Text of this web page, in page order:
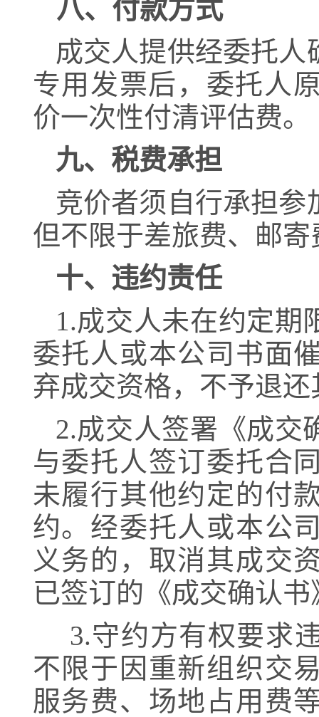
八、付款方式
成交人提供经委托
专用发票后，委托人
价一次性付清评估费。
九、税费承担
竞价者须自行承担参
但不限于差旅费、邮
十、违约责任
1.成交人未在约定期
委托人或本公司书面
弃成交资格，不予退
2.成交人签署《成交
与委托人签订委托合
未履行其他约定的付
约。经委托人或本公
义务的，取消其成交
已签订的《成交确认
3.守约方有权要求
不限于因重新组织交
服务费、场地占用费